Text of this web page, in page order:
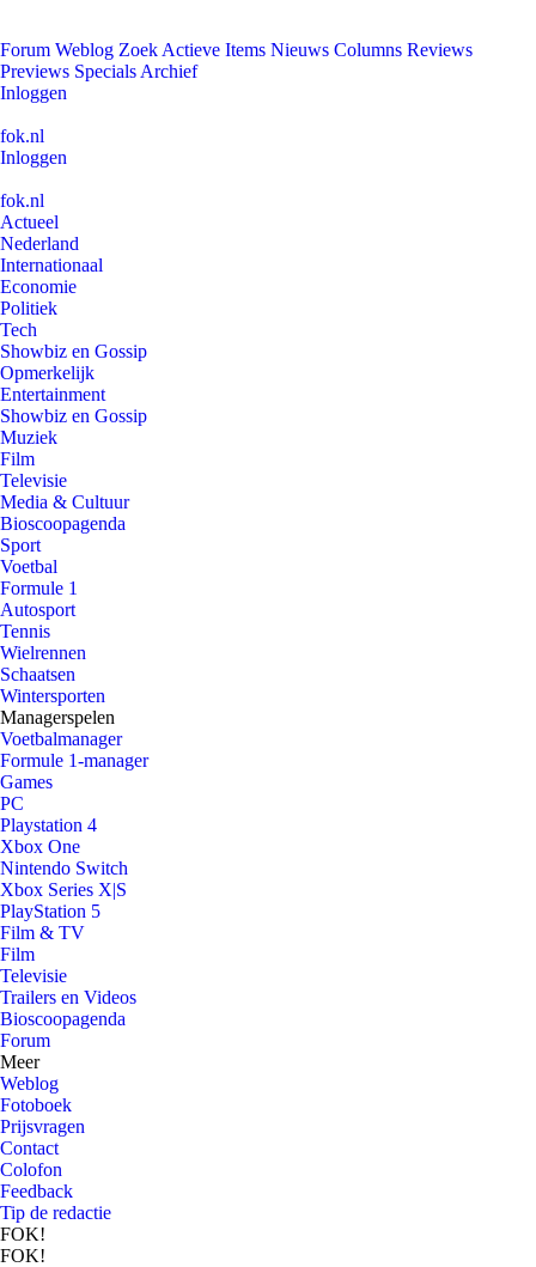
Forum Weblog Zoek Actieve Items Nieuws Columns Reviews
Previews Specials Archief
Inloggen
fok.nl
Inloggen
fok.nl
Actueel
Nederland
Internationaal
Economie
Politiek
Tech
Showbiz en Gossip
Opmerkelijk
Entertainment
Showbiz en Gossip
Muziek
Film
Televisie
Media & Cultuur
Bioscoopagenda
Sport
Voetbal
Formule 1
Autosport
Tennis
Wielrennen
Schaatsen
Wintersporten
Managerspelen
Voetbalmanager
Formule 1-manager
Games
PC
Playstation 4
Xbox One
Nintendo Switch
Xbox Series X|S
PlayStation 5
Film & TV
Film
Televisie
Trailers en Videos
Bioscoopagenda
Forum
Meer
Weblog
Fotoboek
Prijsvragen
Contact
Colofon
Feedback
Tip de redactie
FOK!
FOK!